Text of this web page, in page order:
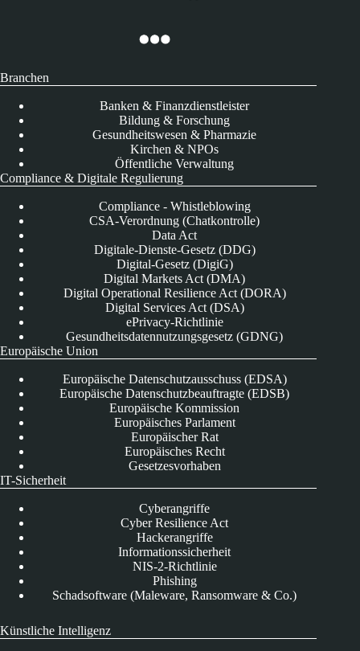
Branchen
Banken & Finanzdienstleister
Bildung & Forschung
Gesundheitswesen & Pharmazie
Kirchen & NPOs
Öffentliche Verwaltung
Compliance & Digitale Regulierung
Compliance - Whistleblowing
CSA-Verordnung (Chatkontrolle)
Data Act
Digitale-Dienste-Gesetz (DDG)
Digital-Gesetz (DigiG)
Digital Markets Act (DMA)
Digital Operational Resilience Act (DORA)
Digital Services Act (DSA)
ePrivacy-Richtlinie
Gesundheitsdatennutzungsgesetz (GDNG)
Europäische Union
Europäische Datenschutzausschuss (EDSA)
Europäische Datenschutzbeauftragte (EDSB)
Europäische Kommission
Europäisches Parlament
Europäischer Rat
Europäisches Recht
Gesetzesvorhaben
IT-Sicherheit
Cyberangriffe
Cyber Resilience Act
Hackerangriffe
Informationssicherheit
NIS-2-Richtlinie
Phishing
Schadsoftware (Maleware, Ransomware & Co.)
Künstliche Intelligenz